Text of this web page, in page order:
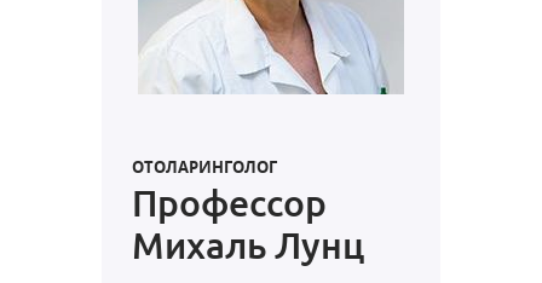
ОТОЛАРИНГОЛОГ
Профессор
Михаль Лунц